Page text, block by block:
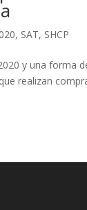
, SAT, SHCP
y una forma
realizan